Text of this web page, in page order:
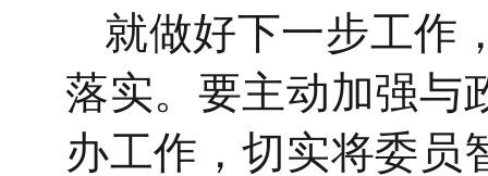
就做好下一步工作
落实。 要主动加强与
办工作，切实将委员